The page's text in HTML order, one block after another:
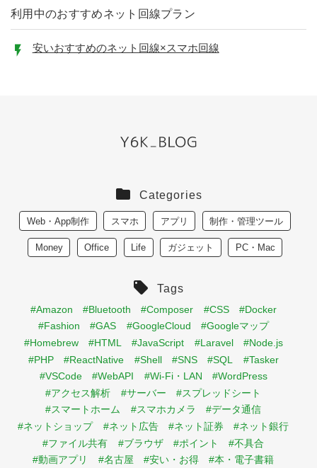
利用中のおすすめネット回線プラン
安いおすすめのネット回線×スマホ回線
Categories
Web・App制作 スマホ アプリ 制作・管理ツール
Money Office Life ガジェット PC・Mac
Tags
#Amazon #Bluetooth #Composer #CSS
#Docker
#Fashion
#GAS #GoogleCloud
#Googleマップ
#Homebrew
#HTML #JavaScript #Laravel
#Node.js
#PHP
#ReactNative #Shell #SNS #SQL
#Tasker
#VSCode
#WebAPI #Wi-Fi・LAN
#WordPress
#アクセス解析
#サーバー
#スプレッドシート
#スマートホーム
#スマホカメラ
#データ通信
#ネットショップ
#ネット広告 #ネット証券
#ネット銀行
#ファイル共有
#ブラウザ #ポイント
#不具合
#動画アプリ
#名古屋 #安い・お得 #本・電子書籍